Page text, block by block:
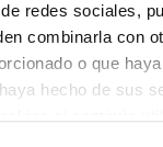
redes sociales,
combinarla con
o que
hecho de sus